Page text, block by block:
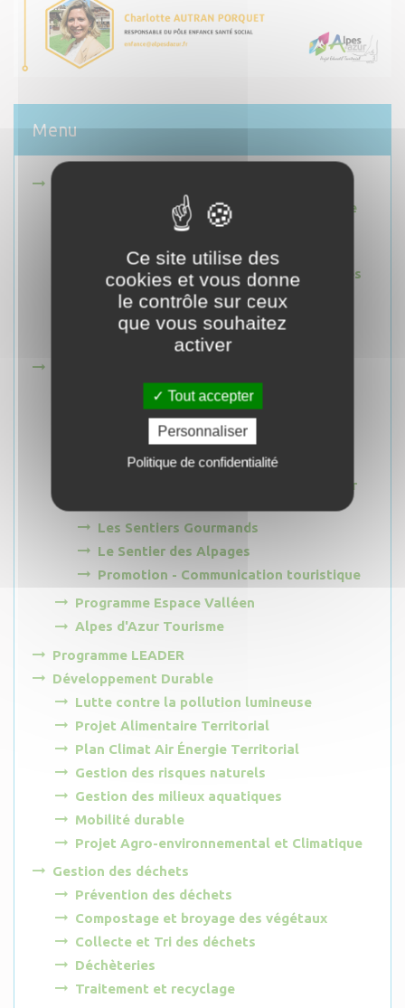
Menu
Réserve naturelle régionale des gorges de
Zones Natura 2000
Réserve Internationale de Ciel Étoilé Alpes
Azur Mercantour
Parcs naturels
Rivières Sauvages
Grands projets touristiques
Les Balcons des gorges
La Cabane aux Lézards
La Grotte du Chat
Mise en tourisme de la RICE Alpes Azur
Les Sentiers Gourmands
Le Sentier des Alpages
Promotion - Communication touristique
Programme Espace Valléen
Alpes d'Azur Tourisme
Programme LEADER
Développement Durable
Lutte contre la pollution lumineuse
Projet Alimentaire Territorial
Plan Climat Air Énergie Territorial
Gestion des risques naturels
Gestion des milieux aquatiques
Mobilité durable
Projet Agro-environnemental et Climatique
Gestion des déchets
Prévention des déchets
Compostage et broyage des végétaux
Collecte et Tri des déchets
Déchèteries
Traitement et recyclage
Ce site utilise des
cookies et vous donne
le contrôle sur ceux
que vous souhaitez
activer
Tout accepter
Personnaliser
Politique de confidentialité